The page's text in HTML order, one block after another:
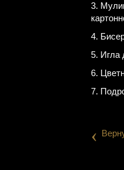
3.
4.
5. Игла
6.
7.
‹